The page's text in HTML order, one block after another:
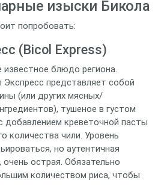
изыски Бикола
попробовать:
(Bicol Express)
блюдо региона.
Экспресс представляет собой
(или других мясных/
тушеное в густом
добавлением креветочной пасты
количества чили. Уровень
но аутентичная
очень острая. Обязательно
количеством риса, чтобы